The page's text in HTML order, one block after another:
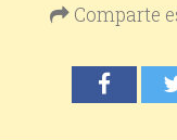
Comparte